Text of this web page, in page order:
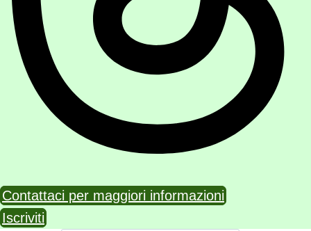
Contattaci per maggiori informazioni
Iscriviti